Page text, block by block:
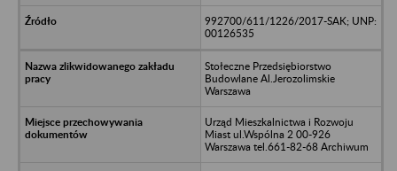
992700/611/1226/2017-SAK; UNP:
00126535
Stołeczne Przedsiębiorstwo
Budowlane Al.Jerozolimskie
Warszawa
Urząd Mieszkalnictwa i Rozwoju
Miast ul.Wspólna 2 00-926
Warszawa tel.661-82-68 Archiwum